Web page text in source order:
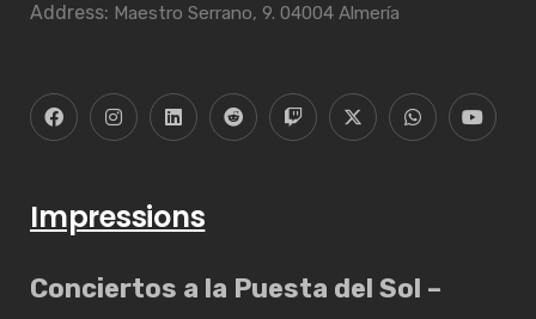
Address: Maestro Serrano, 9. 04004 Almería
Impressions
Conciertos a la Puesta del Sol –